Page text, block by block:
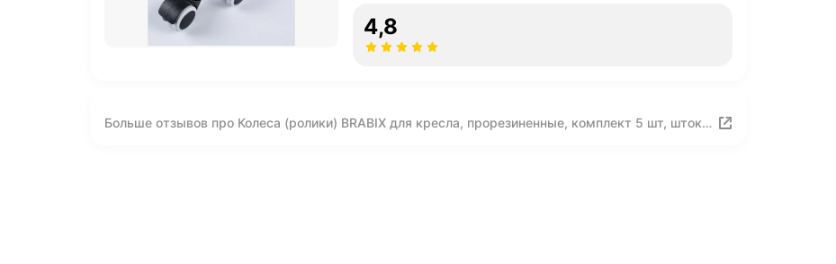
4,8
Больше отзывов про Колеса (ролики) BRABIX для кресла, прорезиненные, комплект 5 шт, шток